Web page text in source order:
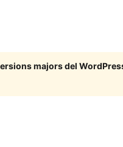
majors del